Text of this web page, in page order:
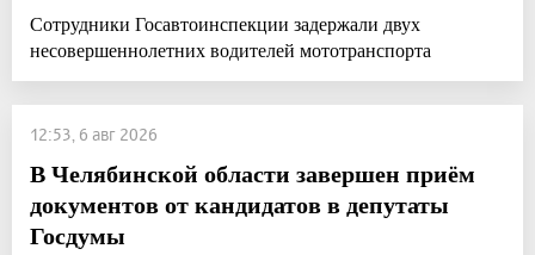
Сотрудники Госавтоинспекции задержали двух
несовершеннолетних водителей мототранспорта
12:53, 6 авг 2026
В Челябинской области завершен приём
документов от кандидатов в депутаты
Госдумы